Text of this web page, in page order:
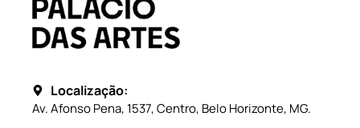
Localização:
Av. Afonso Pena, 1537, Centro, Belo Horizonte, MG.